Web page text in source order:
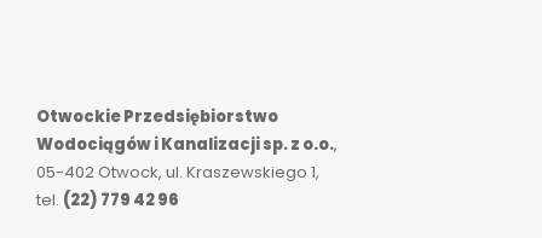
Otwockie Przedsiębiorstwo
Wodociągów i Kanalizacji sp. z o.o.,
05-402 Otwock, ul. Kraszewskiego 1,
tel. (22) 779 42 96